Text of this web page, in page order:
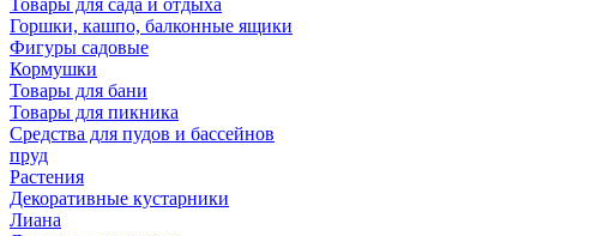
Товары для сада и отдыха
Горшки, кашпо, балконные ящики
Фигуры садовые
Кормушки
Товары для бани
Товары для пикника
Средства для пудов и бассейнов
пруд
Растения
Декоративные кустарники
Лиана